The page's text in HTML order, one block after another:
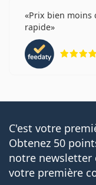
Prix bien moins
rapide
C'est votre
Obtenez 50
notre newsletter
votre première